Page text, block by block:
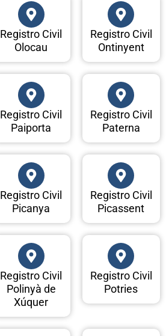
Registro Civil
Olocau
Registro Civil
Ontinyent
Registro Civil
Paiporta
Registro Civil
Paterna
Registro Civil
Picanya
Registro Civil
Picassent
Registro Civil
Polinyà de
Xúquer
Registro Civil
Potries